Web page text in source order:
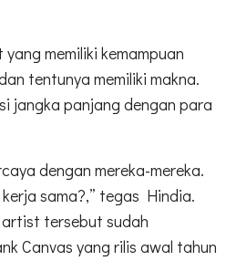
memiliki kemampuan
tentunya memiliki makna.
jangka panjang dengan para
dengan mereka-mereka.
sama?,” tegas Hindia.
artist tersebut sudah
Canvas yang rilis awal tahun